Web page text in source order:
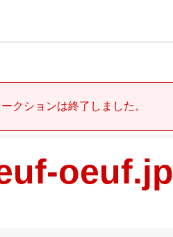
クションは終了しました。
oeuf.jp